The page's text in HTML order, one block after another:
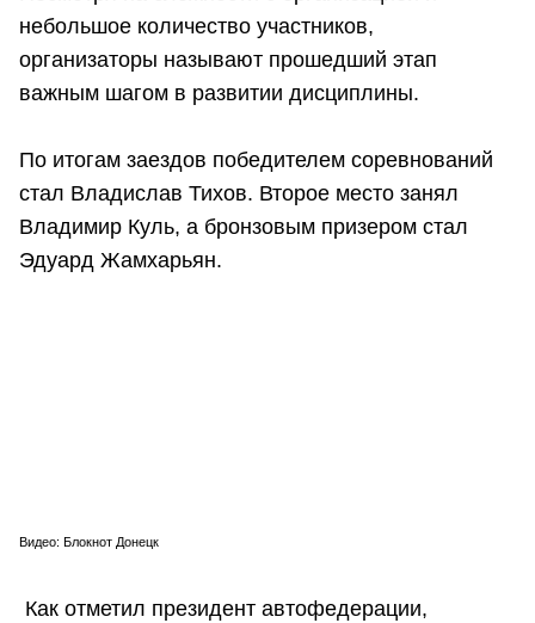
небольшое количество участников,
организаторы называют прошедший этап
важным шагом в развитии дисциплины.
По итогам заездов победителем соревнований
стал Владислав Тихов. Второе место занял
Владимир Куль, а бронзовым призером стал
Эдуард Жамхарьян.
Видео: Блокнот Донецк
Как отметил президент автофедерации,